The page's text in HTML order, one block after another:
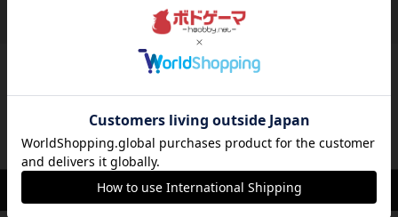
ボドゲーマのアプリ版はこちら
アクセス数 急上昇中